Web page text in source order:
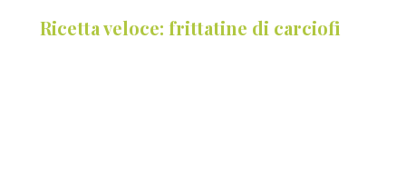
Ricetta veloce: frittatine di carciofi